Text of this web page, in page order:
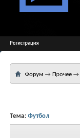
Регистрация
Форум → Прочее →
Тема: Футбол